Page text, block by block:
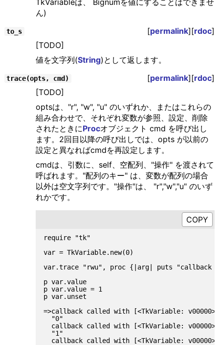
TkVariableは、 Bignumを値にすることはできませ
ん)
to_s [permalink][rdoc]
[TODO]
値を文字列(String)として返します。
trace(opts, cmd) [permalink][rdoc]
[TODO]
optsは、"r", "w", "u" のいずれか、またはこれらの
組み合わせで、それぞれ変数が参照、設定、削除
されたときにProcオブジェクト cmd を呼び出し
ます。2回目以降の呼び出しでは、opts が以前の
設定と異なればcmdを再設定します。
cmdは、引数に、self、空配列、"操作" を渡されて
呼ばれます。"配列のキー" は、変数が配列の場合
以外は空文字列です。"操作"は、 "r","w","u" のいず
れかです。
require "tk"
var = TkVariable.new(0)
var.trace "rwu", proc {|arg| puts "callback
p var.value
p var.value = 1
p var.unset
=>callback called with [<TkVariable:
  "0"
callback called with [<TkVariable:
  "1"
callback called with [<TkVariable: